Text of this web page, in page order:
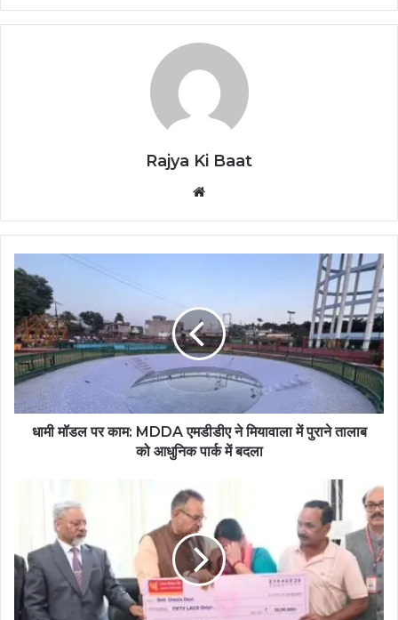
Rajya Ki Baat
धामी मॉडल पर काम: MDDA एमडीडीए ने मियावाला में पुराने तालाब
को आधुनिक पार्क में बदला